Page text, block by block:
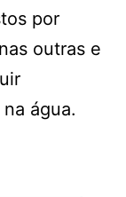
por
outras e
água.